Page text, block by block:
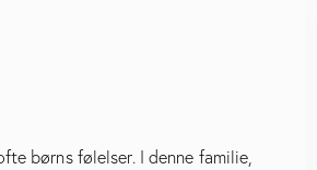
børns følelser. I denne familie,